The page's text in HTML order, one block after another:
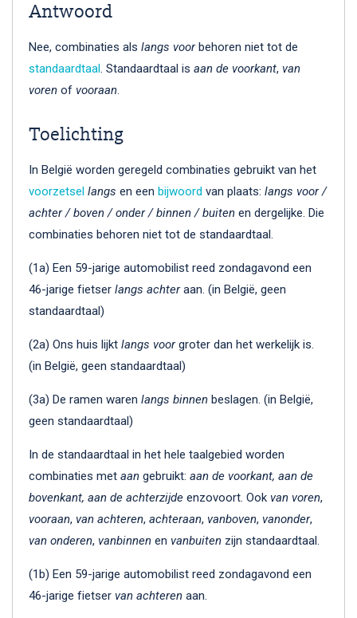
Antwoord
Nee, combinaties als langs voorbehoren niet tot de
standaardtaal. Standaardtaal is aan de voorkant, van
voren of vooraan.
Toelichting
In België worden geregeld combinaties gebruikt van het
voorzetsel langs en een bijwoord van plaats: langs voor /
achter / boven / onder / binnen / buiten en dergelijke. Die
combinaties behoren niet tot de standaardtaal.
(1a) Een 59-jarige automobilist reed zondagavond een
46-jarige fietser langs achteraan. (in België, geen
standaardtaal)
(2a) Ons huis lijkt langs voorgroter dan het werkelijk is.
(in België, geen standaardtaal)
(3a) De ramen waren langs binnen beslagen. (in België,
geen standaardtaal)
In de standaardtaal in het hele taalgebied worden
combinaties met aan gebruikt: aan de voorkant, aan de
bovenkant, aan de achterzijde enzovoort. Ook van voren,
vooraan, van achteren, achteraan, vanboven, vanonder,
van onderen, vanbinnen en vanbuiten zijn standaardtaal.
(1b) Een 59-jarige automobilist reed zondagavond een
46-jarige fietser van achteren aan.